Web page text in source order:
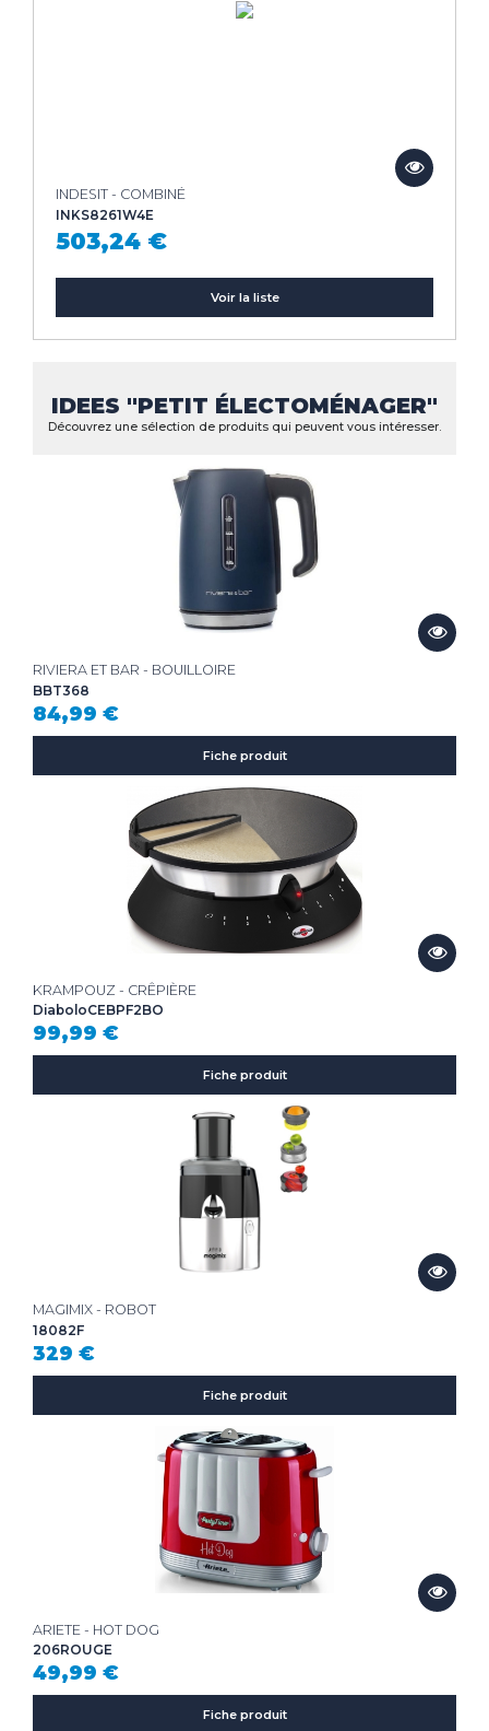
INDESIT - COMBINÉ
INKS8261W4E
503,24 €
Voir la liste
IDEES "PETIT ÉLECTOMÉNAGER"
Découvrez une sélection de produits qui peuvent vous intéresser.
RIVIERA ET BAR - BOUILLOIRE
BBT368
84,99 €
Fiche produit
KRAMPOUZ - CRÊPIÈRE
DiaboloCEBPF2BO
99,99 €
Fiche produit
MAGIMIX - ROBOT
18082F
329 €
Fiche produit
ARIETE - HOT DOG
206ROUGE
49,99 €
Fiche produit